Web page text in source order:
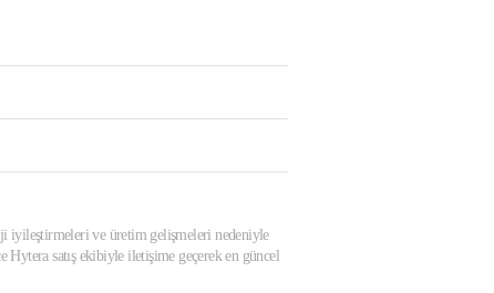
iyileştirmeleri ve üretim gelişmeleri nedeniyle
satış ekibiyle iletişime geçerek en güncel